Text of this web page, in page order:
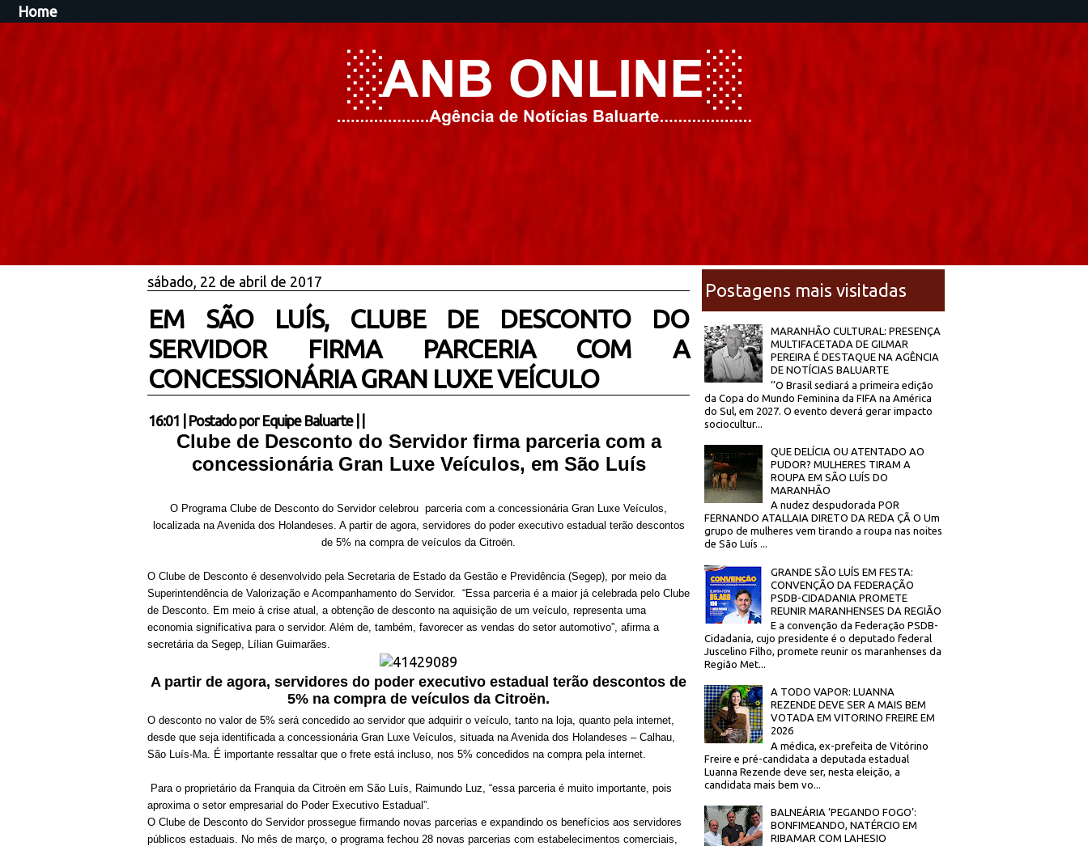
Home
sábado, 22 de abril de 2017
EM SÃO LUÍS, CLUBE DE DESCONTO DO
SERVIDOR FIRMA PARCERIA COM A
CONCESSIONÁRIA GRAN LUXE VEÍCULO
16:01 Postado por Equipe Baluarte
Clube de Desconto do Servidor firma parceria com a
concessionária Gran Luxe Veículos, em São Luís
O Programa Clube de Desconto do Servidor celebrou parceria com a concessionária Gran Luxe Veículos,
localizada na Avenida dos Holandeses. A partir de agora, servidores do poder executivo estadual terão descontos
de 5% na compra de veículos da Citroën.
O Clube de Desconto é desenvolvido pela Secretaria de Estado da Gestão e Previdência (Segep), por meio da
Superintendência de Valorização e Acompanhamento do Servidor. “Essa parceria é a maior já celebrada pelo Clube
de Desconto. Em meio à crise atual, a obtenção de desconto na aquisição de um veículo, representa uma
economia significativa para o servidor. Além de, também, favorecer as vendas do setor automotivo”, afirma a
secretária da Segep, Lílian Guimarães.
A partir de agora, servidores do poder executivo estadual terão descontos de
5% na compra de veículos da Citroën.
O desconto no valor de 5% será concedido ao servidor que adquirir o veículo, tanto na loja, quanto pela internet,
desde que seja identificada a concessionária Gran Luxe Veículos, situada na Avenida dos Holandeses – Calhau,
São Luís-Ma. É importante ressaltar que o frete está incluso, nos 5% concedidos na compra pela internet.
Para o proprietário da Franquia da Citroën em São Luís, Raimundo Luz, “essa parceria é muito importante, pois
aproxima o setor empresarial do Poder Executivo Estadual”.
O Clube de Desconto do Servidor prossegue firmando novas parcerias e expandindo os benefícios aos servidores
públicos estaduais. No mês de março, o programa fechou 28 novas parcerias com estabelecimentos comerciais,
Postagens mais visitadas
MARANHÃO CULTURAL: PRESENÇA
MULTIFACETADA DE GILMAR
PEREIRA É DESTAQUE NA AGÊNCIA
DE NOTÍCIAS BALUARTE
‘’O Brasil sediará a primeira edição
da Copa do Mundo Feminina da FIFA na América
do Sul, em 2027. O evento deverá gerar impacto
sociocultur...
QUE DELÍCIA OU ATENTADO AO
PUDOR? MULHERES TIRAM A
ROUPA EM SÃO LUÍS DO
MARANHÃO
A nudez despudorada POR
FERNANDO ATALLAIA DIRETO DA REDA ÇÃ O Um
grupo de mulheres vem tirando a roupa nas noites
de São Luís ...
GRANDE SÃO LUÍS EM FESTA:
CONVENÇÃO DA FEDERAÇÃO
PSDB-CIDADANIA PROMETE
REUNIR MARANHENSES DA REGIÃO
E a convenção da Federação PSDB-
Cidadania, cujo presidente é o deputado federal
Juscelino Filho, promete reunir os maranhenses da
Região Met...
A TODO VAPOR: LUANNA
REZENDE DEVE SER A MAIS BEM
VOTADA EM VITORINO FREIRE EM
2026
A médica, ex-prefeita de Vitórino
Freire e pré-candidata a deputada estadual
Luanna Rezende deve ser, nesta eleição, a
candidata mais bem vo...
BALNEÁRIA ‘PEGANDO FOGO’:
BONFIMEANDO, NATÉRCIO EM
RIBAMAR COM LAHESIO